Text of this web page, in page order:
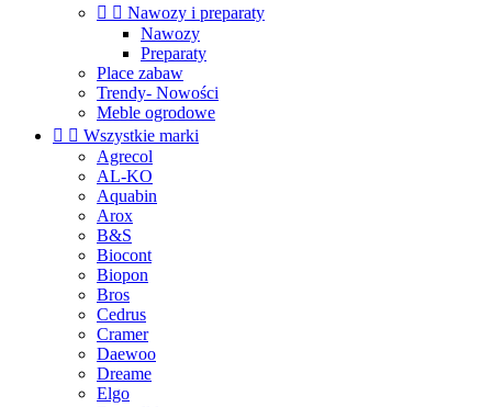
  Nawozy i preparaty
Nawozy
Preparaty
Place zabaw
Trendy- Nowości
Meble ogrodowe
  Wszystkie marki
Agrecol
AL-KO
Aquabin
Arox
B&S
Biocont
Biopon
Bros
Cedrus
Cramer
Daewoo
Dreame
Elgo